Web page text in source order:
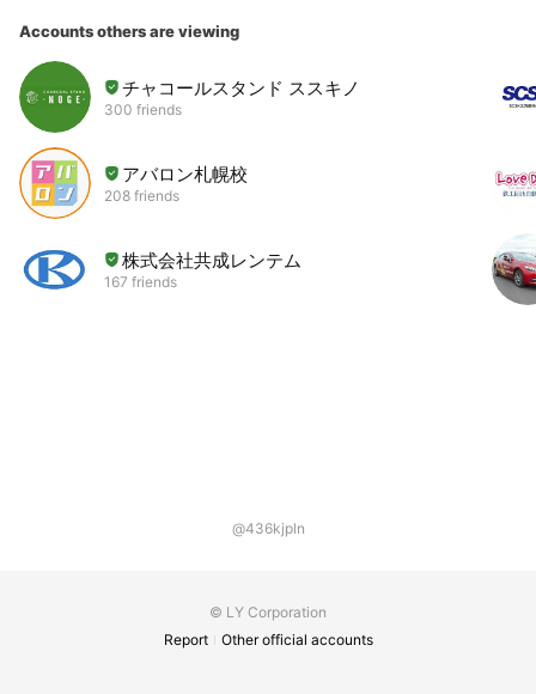
Accounts others are viewing
チャコールスタンド ススキノ
300 friends
アバロン札幌校
208 friends
株式会社共成レンテム
167 friends
@436kjpln
© LY Corporation
Report
Other official accounts